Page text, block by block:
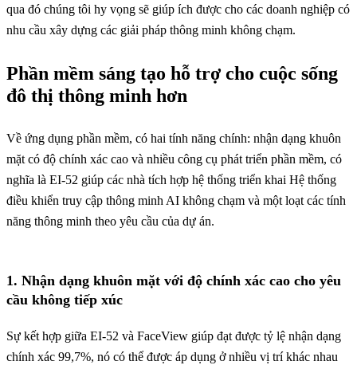
qua đó chúng tôi hy vọng sẽ giúp ích được cho các doanh nghiệp có
nhu cầu xây dựng các giải pháp thông minh không chạm.
Phần mềm sáng tạo hỗ trợ cho cuộc sống
đô thị thông minh hơn
Về ứng dụng phần mềm, có hai tính năng chính: nhận dạng khuôn
mặt có độ chính xác cao và nhiều công cụ phát triển phần mềm, có
nghĩa là EI-52 giúp các nhà tích hợp hệ thống triển khai Hệ thống
điều khiển truy cập thông minh AI không chạm và một loạt các tính
năng thông minh theo yêu cầu của dự án.
1. Nhận dạng khuôn mặt với độ chính xác cao cho yêu
cầu không tiếp xúc
Sự kết hợp giữa EI-52 và FaceView giúp đạt được tỷ lệ nhận dạng
chính xác 99,7%, nó có thể được áp dụng ở nhiều vị trí khác nhau